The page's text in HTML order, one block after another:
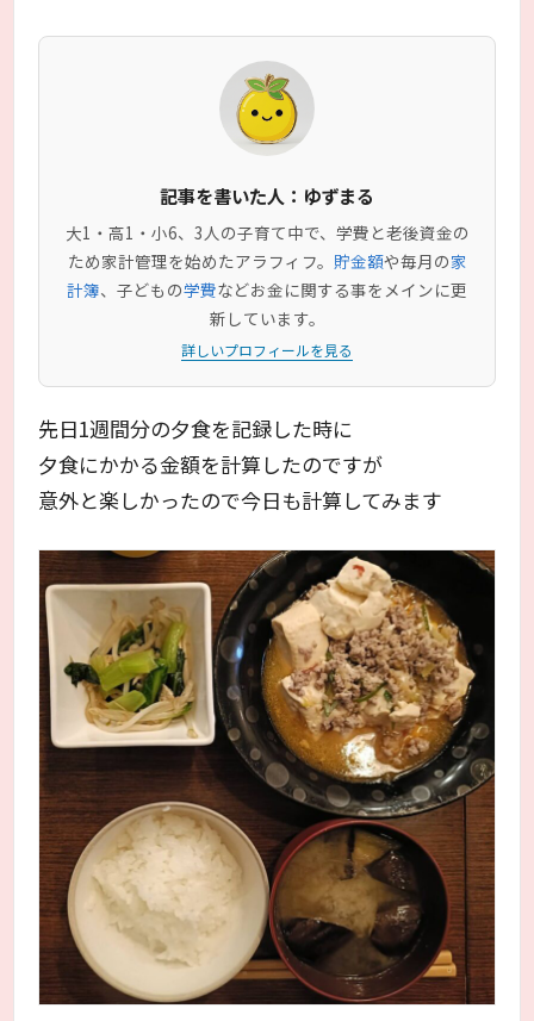
記事を書いた人：ゆずまる
大1・高1・小6、3人の子育て中で、学費と老後資金の
ため家計管理を始めたアラフィフ。 貯金額や毎月の家
計簿、子どもの学費などお金に関する事をメインに更
新しています。
詳しいプロフィールを見る
先日1週間分の夕食を記録した時に
夕食にかかる金額を計算したのですが
意外と楽しかったので今日も計算してみます